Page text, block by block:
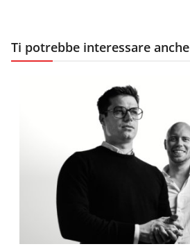
Ti potrebbe interessare anche